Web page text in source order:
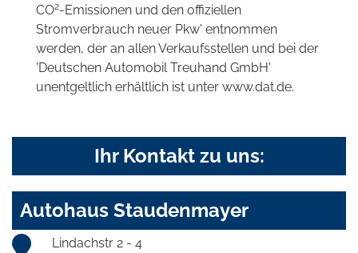
CO2-Emissionen und den offiziellen
Stromverbrauch neuer Pkw' entnommen
werden, der an allen Verkaufsstellen und bei der
'Deutschen Automobil Treuhand GmbH'
unentgeltlich erhältlich ist unter www.dat.de.
Ihr Kontakt zu uns:
Autohaus Staudenmayer
Lindachstr 2 - 4